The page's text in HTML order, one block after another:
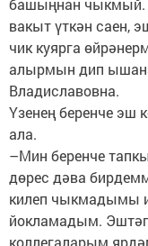
башыңнан чыкмый.
вакыт үткән
чик куярга
алырмын дип
Владиславовна.
Үзенең беренче эш
ала.
–Мин беренче
дөрес дәва
килеп чыкмадымы
йокламадым.
коллегаларым